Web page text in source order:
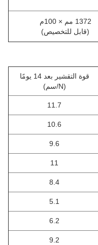
1372 مم × 100
م
(قابل للتخصيص)
قوة التقشير بعد 14 يومًا
(N/سم)
11.7
10.6
9.6
11
8.4
5.1
6.2
9.2